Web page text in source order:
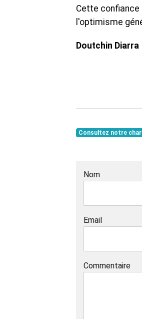
Cette
l'optimisme
Doutchin Diarra
Consultez notre
Nom
Email
Commentaire